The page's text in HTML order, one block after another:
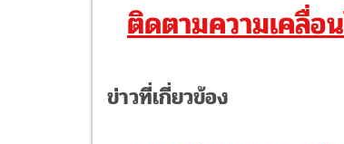
ติดตามความเคลื่
ข่าวที่เกี่ยวข้อง